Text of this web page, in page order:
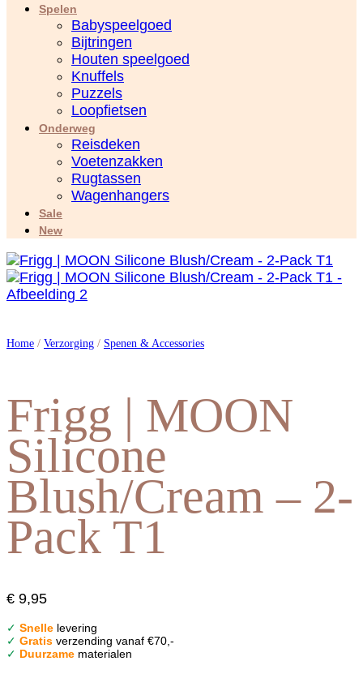
Spelen
Babyspeelgoed
Bijtringen
Houten speelgoed
Knuffels
Puzzels
Loopfietsen
Onderweg
Reisdeken
Voetenzakken
Rugtassen
Wagenhangers
Sale
New
Home / Verzorging / Spenen & Accessories
Frigg | MOON
Silicone
Blush/Cream – 2-
Pack T1
€ 9,95
✓ Snelle levering
✓ Gratis verzending vanaf €70,-
✓ Duurzame materialen